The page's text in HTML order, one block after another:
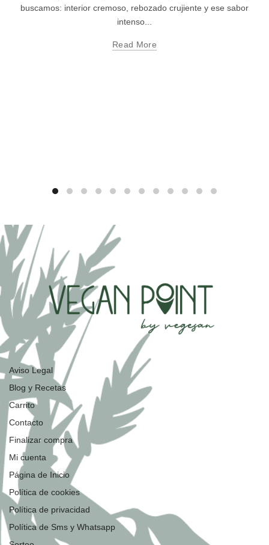
buscamos: interior cremoso, rebozado crujiente y ese sabor
intenso...
Read More
Aviso Legal
Blog y Recetas
Carrito
Contacto
Finalizar compra
Mi cuenta
Página de Inicio
Política de cookies
Política de privacidad
Política de Sms y Whatsapp